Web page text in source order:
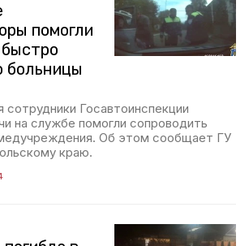
помогли
больницы
сотрудники Госавтоинспекции
на службе помогли сопроводить
Об этом сообщает ГУ
краю.